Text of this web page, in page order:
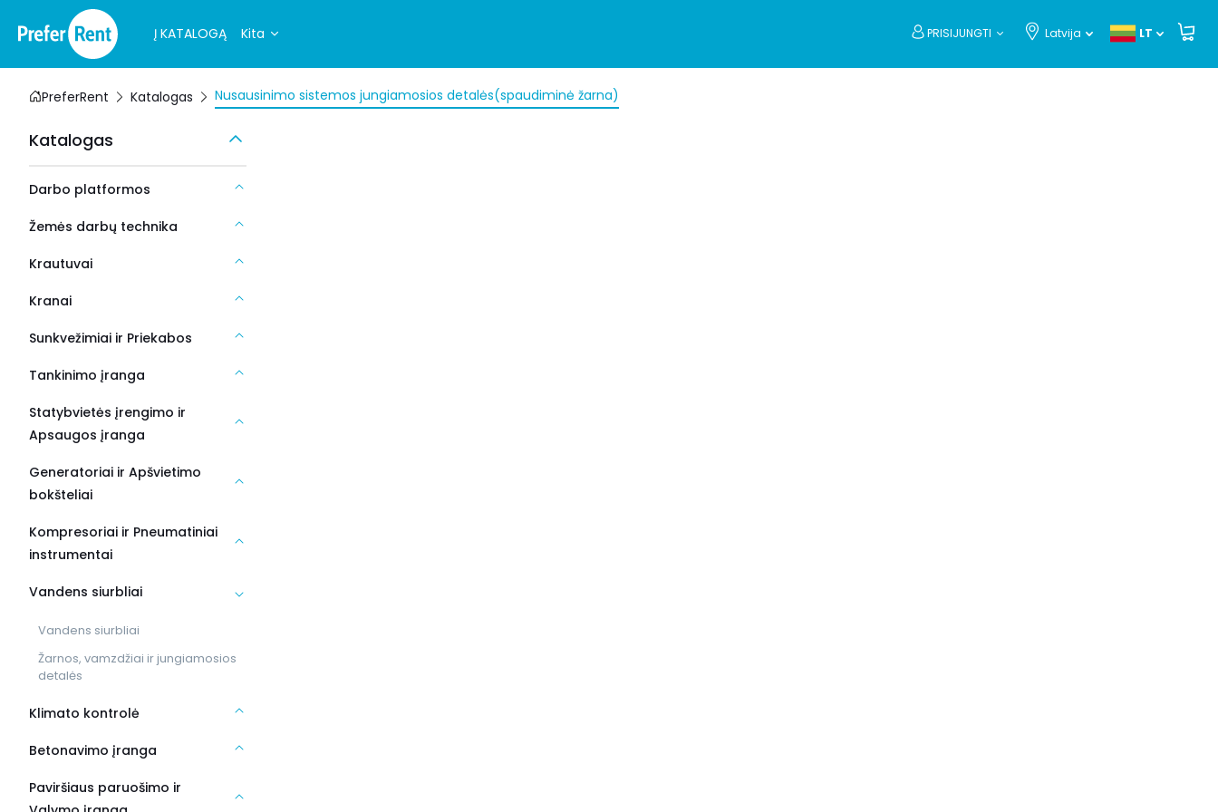
Į KATALOGĄ Kita PRISIJUNGTI Latvija LT
PreferRent Katalogas Nusausinimo sistemos jungiamosios detalės(spaudiminė žarna)
Katalogas
Darbo platformos
Žemės darbų technika
Krautuvai
Kranai
Sunkvežimiai ir Priekabos
Tankinimo įranga
Statybvietės įrengimo ir
Apsaugos įranga
Generatoriai ir Apšvietimo
bokšteliai
Kompresoriai ir Pneumatiniai
instrumentai
Vandens siurbliai
Vandens siurbliai
Žarnos, vamzdžiai ir jungiamosios
detalės
Klimato kontrolė
Betonavimo įranga
Paviršiaus paruošimo ir